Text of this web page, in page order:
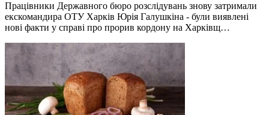
Працівники Державного бюро розслідувань знову затримали
екскомандира ОТУ Харків Юрія Галушкіна - були виявлені
нові факти у справі про прорив кордону на Харківщ…